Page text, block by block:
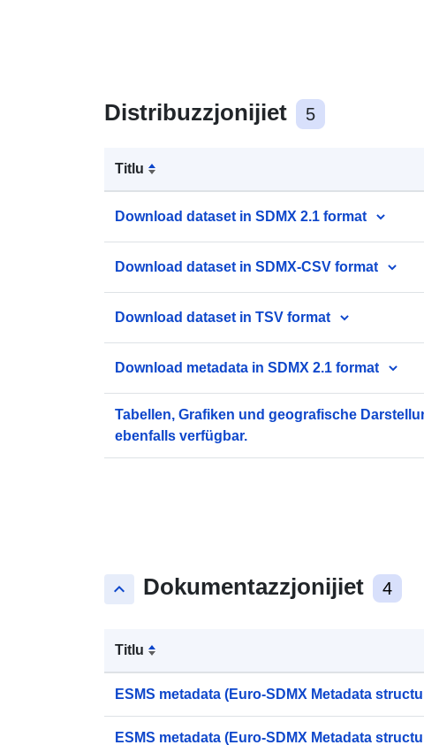
Distribuzzjonijiet 5
Titlu
Download dataset in SDMX 2.1 format
Download dataset in SDMX-CSV format
Download dataset in TSV format
Download metadata in SDMX 2.1 format
Tabellen, Grafiken und geografische
ebenfalls verfügbar.
keyboard_arrow_up Dokumentazzjonijiet 4
Titlu
ESMS metadata (Euro-SDMX Metadata
ESMS metadata (Euro-SDMX Metadata